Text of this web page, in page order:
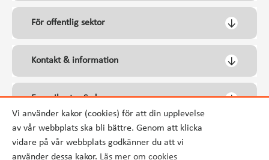
Vi använder kakor (cookies) för att din upplevelse
av vår webbplats ska bli bättre. Genom att klicka
vidare på vår webbplats godkänner du att vi
använder dessa kakor. Läs mer om cookies
För offentlig sektor
Kontakt & information
Energikontor Syd